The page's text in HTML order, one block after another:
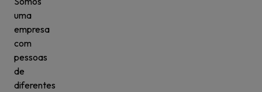
uma
empresa
com
pessoas
de
diferentes